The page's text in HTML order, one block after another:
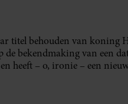
titel behouden van koning
de bekendmaking van een
heeft – o, ironie – een